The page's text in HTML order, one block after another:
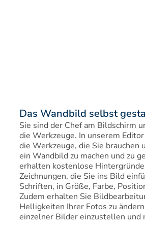
Das Wandbild selbst
Sie sind der Chef am Bildschirm
die Werkzeuge. In unserem
die Werkzeuge, die Sie brauchen
ein Wandbild zu machen und zu
erhalten kostenlose
Zeichnungen, die Sie ins Bild
Schriften, in Größe, Farbe,
Zudem erhalten Sie
Helligkeiten Ihrer Fotos zu
einzelner Bilder einzustellen und